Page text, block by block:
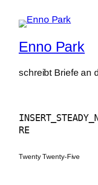
Enno Park
schreibt Briefe an
RE
Twenty Twenty-Five